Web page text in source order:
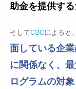
助金を提供す
そしてCBCによると、
面している企
に関係なく、
ログラムの対